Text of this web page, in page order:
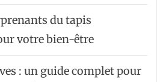
du tapis
votre bien-être
: un guide complet pour